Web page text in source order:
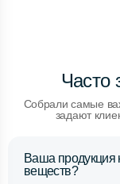
Часто
Собрали самые
задают
Ваша продукция
веществ?